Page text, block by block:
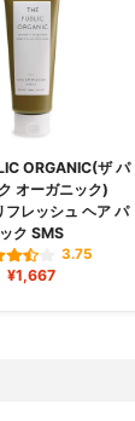
ORGANIC(ザ パ
オーガニック)
フレッシュ ヘア パ
ック SMS
3.75
¥1,667